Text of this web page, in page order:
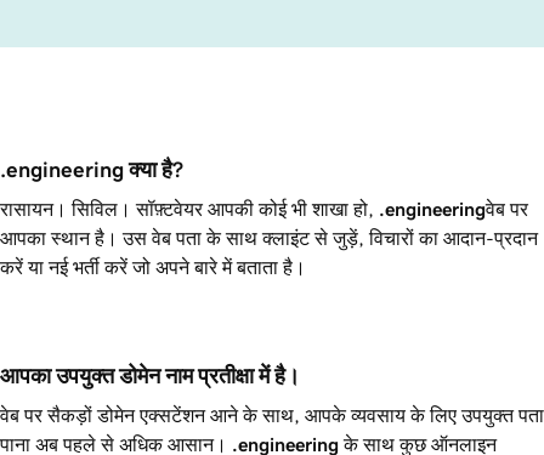
.engineering क्या है?
रासायन। सिविल। सॉफ़्टवेयर आपकी कोई भी शाखा हो, .engineeringवेब पर
आपका स्थान है। उस वेब पता के साथ क्लाइंट से जुड़ें, विचारों का आदान-प्रदान
करें या नई भर्ती करें जो अपने बारे में बताता है।
आपका उपयुक्त डोमेन नाम प्रतीक्षा में है।
वेब पर सैकड़ों डोमेन एक्सटेंशन आने के साथ, आपके व्यवसाय के लिए उपयुक्त पता
पाना अब पहले से अधिक आसान।
.engineeringके साथ कुछ ऑनलाइन